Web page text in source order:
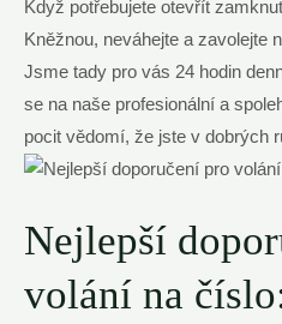
Když potřebujete otevřít
Kněžnou, neváhejte a zavolejte
Jsme tady pro vás 24 hodin
se na naše profesionální a
pocit vědomí, že jste v dobrých
Nejlepší
volání na